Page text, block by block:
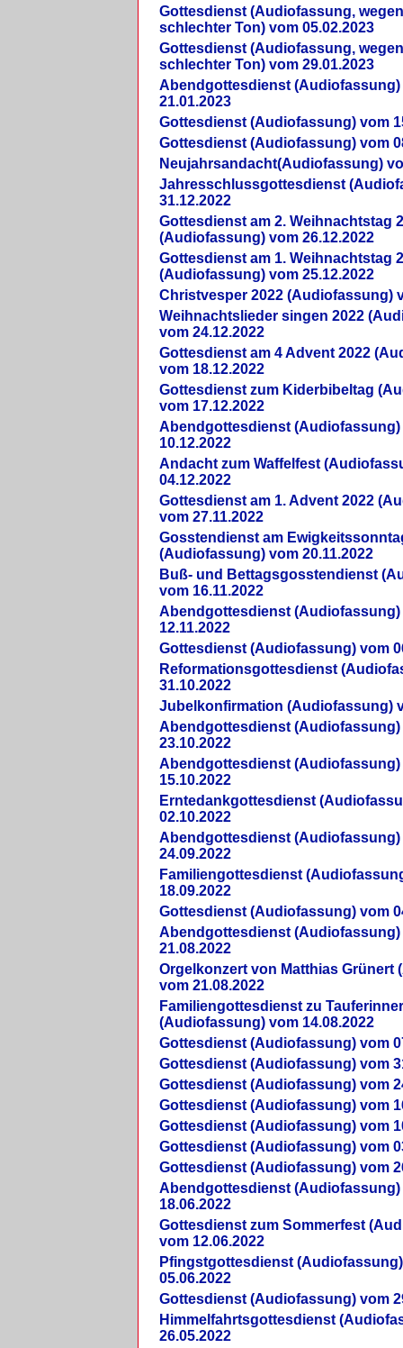
Gottesdienst (Audiofassung,
schlechter Ton) vom 05.02.2023
Gottesdienst (Audiofassung,
schlechter Ton) vom 29.01.2023
Abendgottesdienst (Audiofassung)
21.01.2023
Gottesdienst (Audiofassung) vom
Gottesdienst (Audiofassung) vom
Neujahrsandacht(Audiofassung)
Jahresschlussgottesdienst
31.12.2022
Gottesdienst am 2. Weihnachtstag
(Audiofassung) vom 26.12.2022
Gottesdienst am 1. Weihnachtstag
(Audiofassung) vom 25.12.2022
Christvesper 2022 (Audiofassung)
Weihnachtslieder singen 2022
vom 24.12.2022
Gottesdienst am 4 Advent 2022
vom 18.12.2022
Gottesdienst zum Kiderbibeltag
vom 17.12.2022
Abendgottesdienst (Audiofassung)
10.12.2022
Andacht zum Waffelfest
04.12.2022
Gottesdienst am 1. Advent 2022
vom 27.11.2022
Gosstendienst am
(Audiofassung) vom 20.11.2022
Buß- und Bettagsgosstendienst
vom 16.11.2022
Abendgottesdienst (Audiofassung)
12.11.2022
Gottesdienst (Audiofassung) vom
Reformationsgottesdienst
31.10.2022
Jubelkonfirmation (Audiofassung)
Abendgottesdienst (Audiofassung)
23.10.2022
Abendgottesdienst (Audiofassung)
15.10.2022
Erntedankgottesdienst
02.10.2022
Abendgottesdienst (Audiofassung)
24.09.2022
Familiengottesdienst
18.09.2022
Gottesdienst (Audiofassung) vom
Abendgottesdienst (Audiofassung)
21.08.2022
Orgelkonzert von Matthias Grünert
vom 21.08.2022
Familiengottesdienst zu
(Audiofassung) vom 14.08.2022
Gottesdienst (Audiofassung) vom
Gottesdienst (Audiofassung) vom
Gottesdienst (Audiofassung) vom
Gottesdienst (Audiofassung) vom
Gottesdienst (Audiofassung) vom
Gottesdienst (Audiofassung) vom
Gottesdienst (Audiofassung) vom
Abendgottesdienst (Audiofassung)
18.06.2022
Gottesdienst zum Sommerfest
vom 12.06.2022
Pfingstgottesdienst
05.06.2022
Gottesdienst (Audiofassung) vom
Himmelfahrtsgottesdienst
26.05.2022